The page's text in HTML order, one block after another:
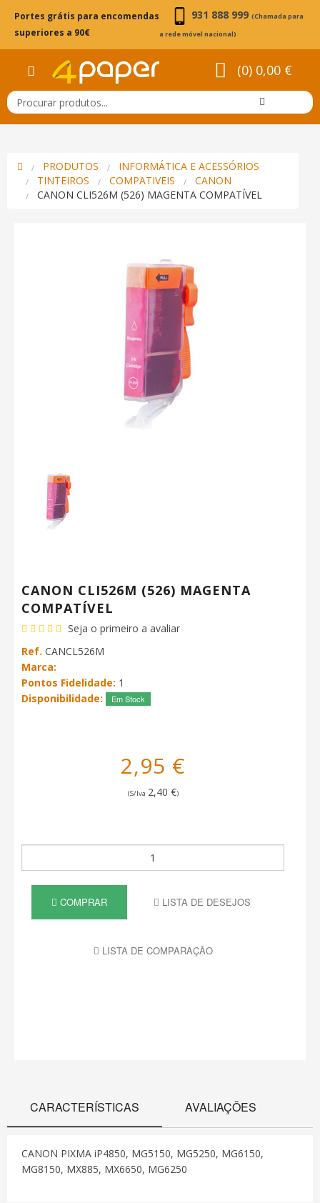
Portes grátis para encomendas
superiores a 90€
931 888 999 (Chamada para
a rede móvel nacional)
(0) 0,00 €
PRODUTOS
INFORMÁTICA E ACESSÓRIOS
TINTEIROS
COMPATIVEIS
CANON
CANON CLI526M (526) MAGENTA COMPATÍVEL
CANON CLI526M (526) MAGENTA
COMPATÍVEL
Seja o primeiro a avaliar
Ref. CANCL526M
Marca:
Pontos Fidelidade: 1
Disponibilidade:
Em Stock
2,95 €
(S/Iva 2,40 €)
COMPRAR LISTA DE DESEJOS
LISTA DE COMPARAÇÃO
CARACTERÍSTICAS AVALIAÇÕES
CANON PIXMA iP4850, MG5150, MG5250, MG6150,
MG8150, MX885, MX6650, MG6250